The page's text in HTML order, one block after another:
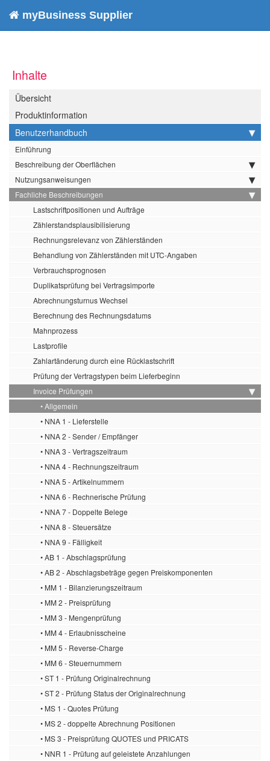
myBusiness Supplier
Inhalte
Übersicht
Produktinformation
Benutzerhandbuch
Einführung
Beschreibung der Oberflächen
Nutzungsanweisungen
Fachliche Beschreibungen
Lastschriftpositionen und Aufträge
Zählerstandsplausibilisierung
Rechnungsrelevanz von Zählerständen
Behandlung von Zählerständen mit UTC-Angaben
Verbrauchsprognosen
Duplikatsprüfung bei Vertragsimporte
Abrechnungsturnus Wechsel
Berechnung des Rechnungsdatums
Mahnprozess
Lastprofile
Zahlartänderung durch eine Rücklastschrift
Prüfung der Vertragstypen beim Lieferbeginn
Invoice Prüfungen
• Allgemein
• NNA 1 - Lieferstelle
• NNA 2 - Sender / Empfänger
• NNA 3 - Vertragszeitraum
• NNA 4 - Rechnungszeitraum
• NNA 5 - Artikelnummern
• NNA 6 - Rechnerische Prüfung
• NNA 7 - Doppelte Belege
• NNA 8 - Steuersätze
• NNA 9 - Fälligkeit
• AB 1 - Abschlagsprüfung
• AB 2 - Abschlagsbeträge gegen Preiskomponenten
• MM 1 - Bilanzierungszeitraum
• MM 2 - Preisprüfung
• MM 3 - Mengenprüfung
• MM 4 - Erlaubnisscheine
• MM 5 - Reverse-Charge
• MM 6 - Steuernummern
• ST 1 - Prüfung Originalrechnung
• ST 2 - Prüfung Status der Originalrechnung
• MS 1 - Quotes Prüfung
• MS 2 - doppelte Abrechnung Positionen
• MS 3 - Preisprüfung QUOTES und PRICATS
• NNR 1 - Prüfung auf geleistete Anzahlungen